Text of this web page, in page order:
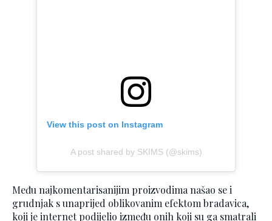
View this post on Instagram
A post shared by SKIMS (@skims)
Među najkomentarisanijim proizvodima našao se i
grudnjak s unaprijed oblikovanim efektom bradavica,
koji je internet podijelio između onih koji su ga smatrali